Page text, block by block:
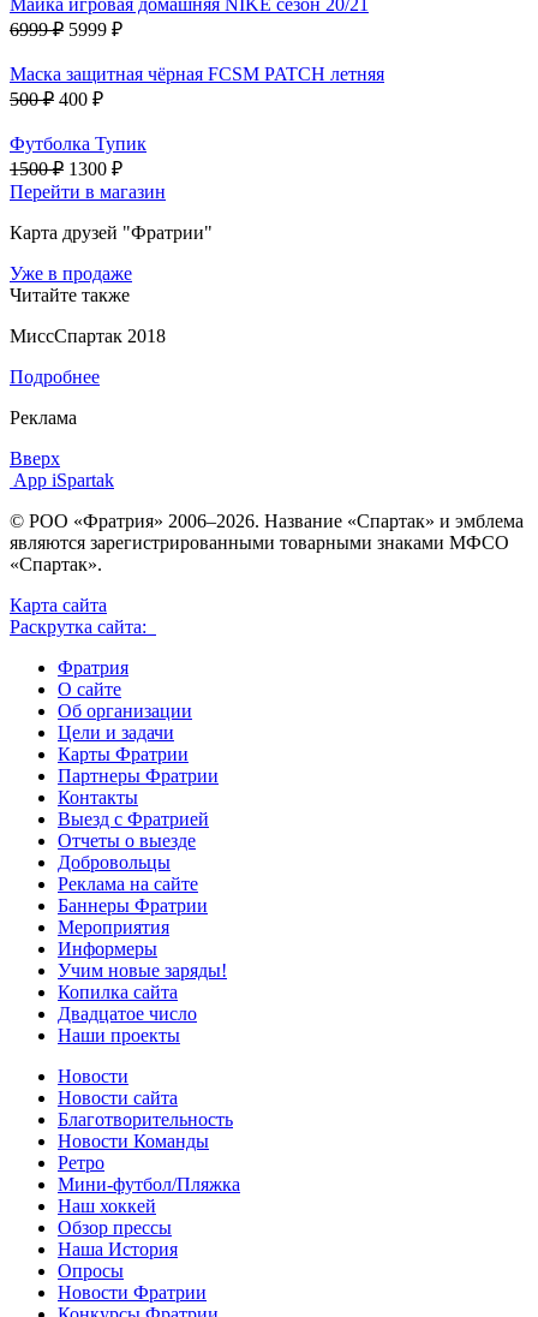
6999 ₽ 5999 ₽
Маска защитная чёрная FCSM PATCH летняя
500 ₽ 400 ₽
Футболка Тупик
1500 ₽ 1300 ₽
Перейти в магазин
Карта друзей "Фратрии"
Уже в продаже
Читайте также
МиссСпартак 2018
Подробнее
Реклама
Вверх
App iSpartak
© РОО «Фратрия» 2006–2026. Название «Спартак» и эмблема
являются зарегистрированными товарными знаками МФСО
«Спартак».
Карта сайта
Раскрутка сайта:
Фратрия
О сайте
Об организации
Цели и задачи
Карты Фратрии
Партнеры Фратрии
Контакты
Выезд с Фратрией
Отчеты о выезде
Добровольцы
Реклама на сайте
Баннеры Фратрии
Мероприятия
Информеры
Учим новые заряды!
Копилка сайта
Двадцатое число
Наши проекты
Новости
Новости сайта
Благотворительность
Новости Команды
Ретро
Мини-футбол/Пляжка
Наш хоккей
Обзор прессы
Наша История
Опросы
Новости Фратрии